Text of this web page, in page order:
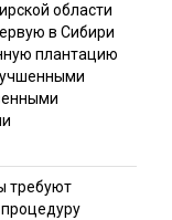
области
в Сибири
плантацию
требуют